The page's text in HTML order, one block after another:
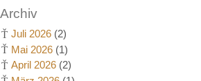
Archiv
Juli 2026 (2)
Mai 2026 (1)
April 2026 (2)